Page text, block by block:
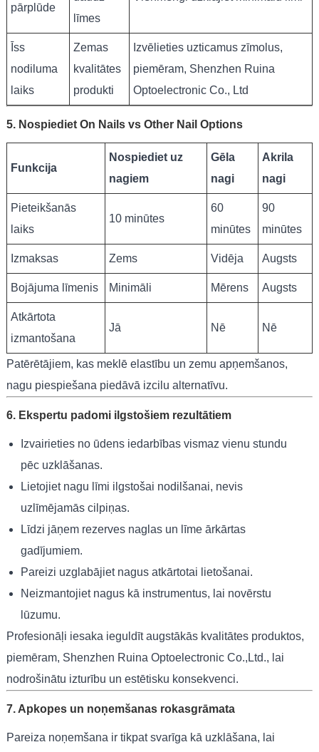
pārplūde
līmes
Īss
nodiluma
laiks
Zemas
kvalitātes
produkti
Izvēlieties uzticamus zīmolus,
piemēram, Shenzhen Ruina
Optoelectronic Co., Ltd
5. Nospiediet On Nails vs Other Nail Options
Funkcija
Nospiediet uz
nagiem
Gēla
nagi
Akrila
nagi
Pieteikšanās
laiks
10 minūtes
60
minūtes
90
minūtes
Izmaksas Zems Vidēja Augsts
Bojājuma līmenis Minimāli Mērens Augsts
Atkārtota
izmantošana
Jā Nē Nē
Patērētājiem, kas meklē elastību un zemu apņemšanos,
nagu piespiešana piedāvā izcilu alternatīvu.
6. Ekspertu padomi ilgstošiem rezultātiem
Izvairieties no ūdens iedarbības vismaz vienu stundu
pēc uzklāšanas.
Lietojiet nagu līmi ilgstošai nodilšanai, nevis
uzlīmējamās cilpiņas.
Līdzi jāņem rezerves naglas un līme ārkārtas
gadījumiem.
Pareizi uzglabājiet nagus atkārtotai lietošanai.
Neizmantojiet nagus kā instrumentus, lai novērstu
lūzumu.
Profesionāļi iesaka ieguldīt augstākās kvalitātes produktos,
piemēram, Shenzhen Ruina Optoelectronic Co.,Ltd., lai
nodrošinātu izturību un estētisku konsekvenci.
7. Apkopes un noņemšanas rokasgrāmata
Pareiza noņemšana ir tikpat svarīga kā uzklāšana, lai